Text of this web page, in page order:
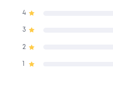
4
3
2